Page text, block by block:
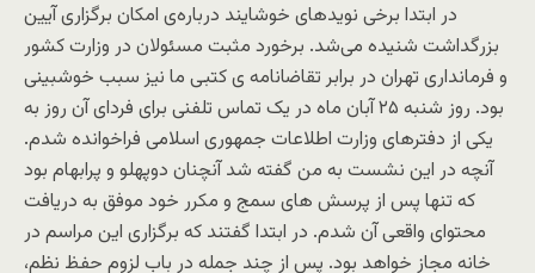
در ابتدا برخی نویدهای خوشایند درباره‌ی امکان برگزاری آیین
بزرگداشت شنیده می‌شد. برخورد مثبت مسئولان در وزارت کشور
و فرمانداری تهران در برابر تقاضانامه ی کتبی ما نیز سبب خوشبینی
بود. روز شنبه ۲۵ آبان ماه در یک تماس تلفنی برای فردای آن روز به
یکی از دفترهای وزارت اطلاعات جمهوری اسلامی فراخوانده شدم.
آنچه در این نشست به من گفته شد آنچنان دوپهلو و پرابهام بود
که تنها پس از پرسش های سمج و مکرر خود موفق به دریافت
محتوای واقعی آن شدم. در ابتدا گفتند که برگزاری این مراسم در
خانه مجاز خواهد بود. پس از چند جمله در باب لزوم حفظ نظم،